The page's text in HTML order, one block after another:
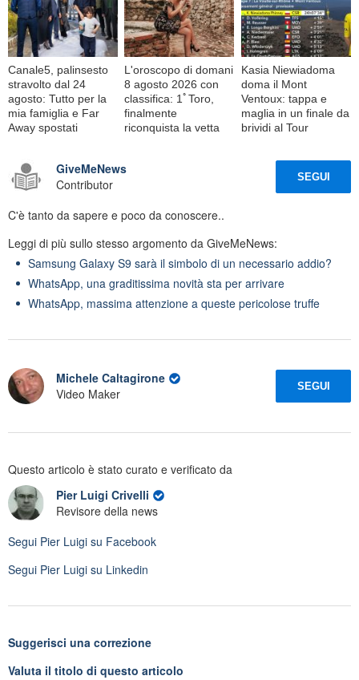
Canale5, palinsesto
stravolto dal 24
agosto: Tutto per la
mia famiglia e Far
Away spostati
L'oroscopo di domani
8 agosto 2026 con
classifica: 1ﾟToro,
finalmente
riconquista la vetta
Kasia Niewiadoma
doma il Mont
Ventoux: tappa e
maglia in un finale da
brividi al Tour
GiveMeNews
Contributor
SEGUI
C'è tanto da sapere e poco da conoscere..
Leggi di più sullo stesso argomento da GiveMeNews:
Samsung Galaxy S9 sarà il simbolo di un necessario addio?
WhatsApp, una graditissima novità sta per arrivare
WhatsApp, massima attenzione a queste pericolose truffe
Michele Caltagirone
Video Maker
SEGUI
Questo articolo è stato curato e verificato da
Pier Luigi Crivelli
Revisore della news
Segui Pier Luigi su Facebook
Segui Pier Luigi su Linkedin
Suggerisci una correzione
Valuta il titolo di questo articolo